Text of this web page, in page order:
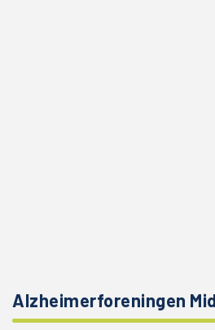
Alzheimerforeningen